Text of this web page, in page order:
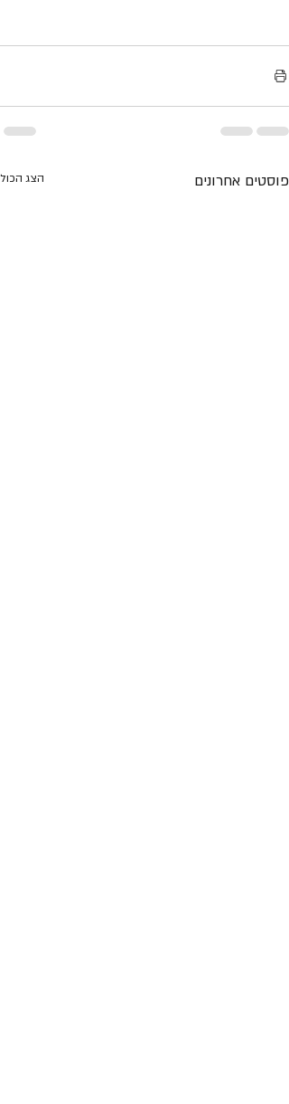
פוסטים אחרונים הצג הכול